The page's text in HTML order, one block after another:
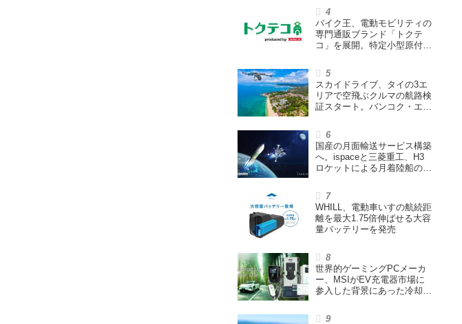
バイク王、電動モビリティの
専門通販ブランド「トクテ
コ」を展開。特定小型原付や
スカイドライブ、タイの3エ
リアで空飛ぶクルマの航路検
証スタート。バンコク・エア
指す
国産の月面輸送サービス構築
へ。ispaceと三菱重工、H3
ロケットによる月着陸船の打
結
WHILL、電動車いすの航続距
離を最大1.75倍伸ばせる大容
量バッテリーを発売
世界的ゲーミングPCメーカ
ー、MSIがEV充電器市場に
参入した背景にあった冷却技
回】